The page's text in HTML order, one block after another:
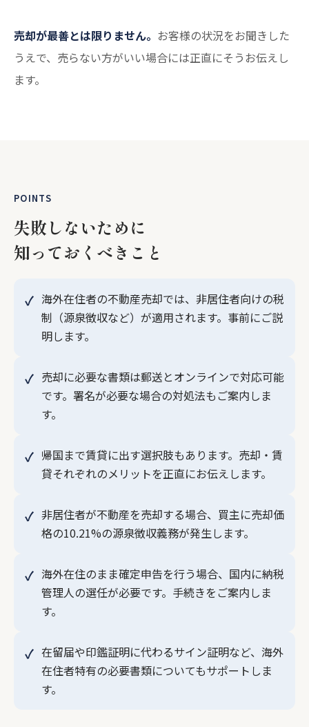
売却が最善とは限りません。 お客様の状況をお聞きした
うえで、売らない方がいい場合には正直にそうお伝えし
ます。
POINTS
失敗しないために
知っておくべきこと
海外在住者の不動産売却では、非居住者向けの税
制（源泉徴収など）が適用されます。事前にご説
明します。
売却に必要な書類は郵送とオンラインで対応可能
です。署名が必要な場合の対処法もご案内しま
す。
帰国まで賃貸に出す選択肢もあります。売却・賃
貸それぞれのメリットを正直にお伝えします。
非居住者が不動産を売却する場合、買主に売却価
格の10.21%の源泉徴収義務が発生します。
海外在住のまま確定申告を行う場合、国内に納税
管理人の選任が必要です。手続きをご案内しま
す。
在留届や印鑑証明に代わるサイン証明など、海外
在住者特有の必要書類についてもサポートしま
す。